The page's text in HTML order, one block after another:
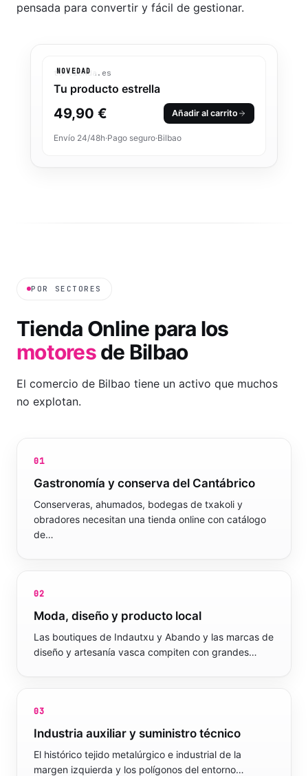
pensada para convertir y fácil de gestionar.
NOVEDAD
tu-tienda.es
Tu producto estrella
49,90 € Añadir al carrito
Envío 24/48h·Pago seguro·Bilbao
POR SECTORES
Tienda Online para los
motoresde Bilbao
El comercio de Bilbao tiene un activo que muchos
no explotan.
01
Gastronomía y conserva del Cantábrico
Conserveras, ahumados, bodegas de txakoli y
obradores necesitan una tienda online con catálogo
de…
02
Moda, diseño y producto local
Las boutiques de Indautxu y Abando y las marcas de
diseño y artesanía vasca compiten con grandes…
03
Industria auxiliar y suministro técnico
El histórico tejido metalúrgico e industrial de la
margen izquierda y los polígonos del entorno…